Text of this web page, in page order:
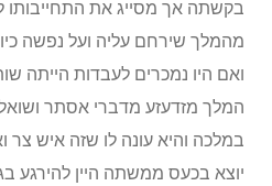
בקשתה אך מסייג את
מהמלך שירחם עליה ועל נפשה
ואם היו נמכרים לעבדות הייתה
המלך מזדעזע מדברי אסתר
במלכה והיא עונה לו שזה איש צר
יוצא בכעס ממשתה היין להירגע